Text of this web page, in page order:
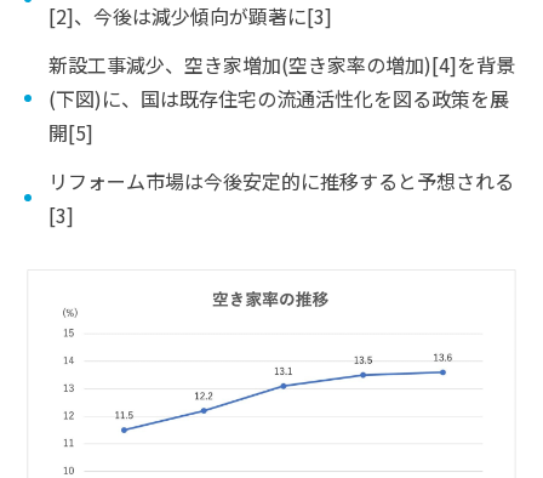
[2]、今後は減少傾向が顕著に[3]
新設工事減少、空き家増加(空き家率の増加)[4]を背景
(下図)に、国は既存住宅の流通活性化を図る政策を展
開[5]
リフォーム市場は今後安定的に推移すると予想される
[3]